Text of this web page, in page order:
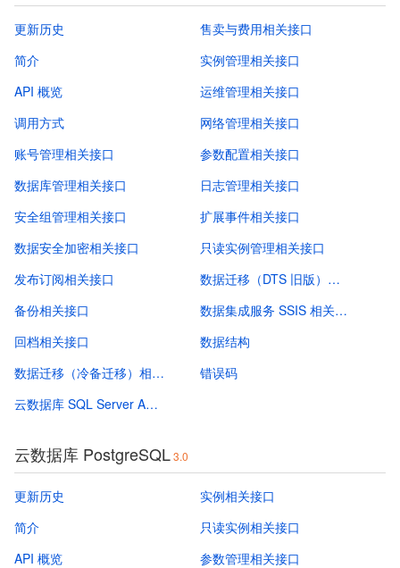
更新历史
简介
API 概览
调用方式
售卖与费用相关接口
实例管理相关接口
运维管理相关接口
网络管理相关接口
账号管理相关接口
数据库管理相关接口
安全组管理相关接口
数据安全加密相关接口
参数配置相关接口
日志管理相关接口
扩展事件相关接口
只读实例管理相关接口
发布订阅相关接口
备份相关接口
回档相关接口
数据迁移（冷备迁移）相关接口
数据迁移（DTS 旧版）相关接口
数据集成服务 SSIS 相关接口
数据结构
错误码
云数据库 SQL Server API 2017
云数据库 PostgreSQL3.0
更新历史
简介
API 概览
实例相关接口
只读实例相关接口
参数管理相关接口